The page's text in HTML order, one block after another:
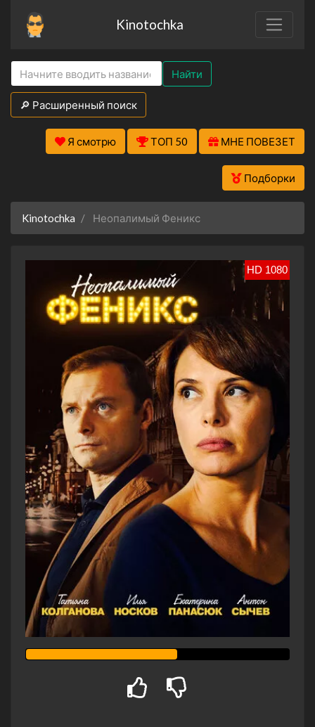
Kinotochka
Найти
🔎 Расширенный поиск
Я смотрю ТОП 50 МНЕ ПОВЕЗЕТ
Подборки
Kinotochka Неопалимый Феникс
HD 1080